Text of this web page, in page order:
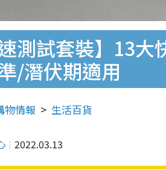
速測試套裝】13
/潛伏期適用
物情報 生活百貨
2022.03.13